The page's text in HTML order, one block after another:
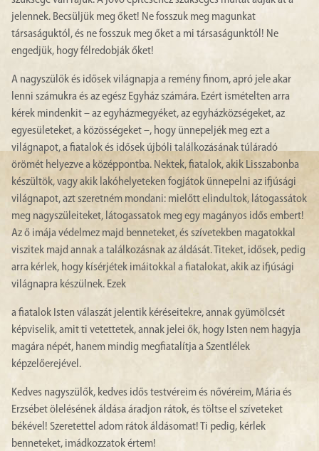
jelennek. Becsüljük meg őket! Ne fosszuk meg magunkat
társaságuktól, és ne fosszuk meg őket a mi társaságunktól! Ne
engedjük, hogy félredobják őket!
A nagyszülők és idősek világnapja a remény finom, apró jele akar
lenni számukra és az egész Egyház számára. Ezért ismételten arra
kérek mindenkit – az egyházmegyéket, az egyházközségeket, az
egyesületeket, a közösségeket –, hogy ünnepeljék meg ezt a
világnapot, a fiatalok és idősek újbóli találkozásának túláradó
örömét helyezve a középpontba. Nektek, fiatalok, akik Lisszabonba
készültök, vagy akik lakóhelyeteken fogjátok ünnepelni az ifjúsági
világnapot, azt szeretném mondani: mielőtt elindultok, látogassátok
meg nagyszüleiteket, látogassatok meg egy magányos idős embert!
Az ő imája védelmez majd benneteket, és szívetekben magatokkal
viszitek majd annak a találkozásnak az áldását. Titeket, idősek, pedig
arra kérlek, hogy kísérjétek imáitokkal a fiatalokat, akik az ifjúsági
világnapra készülnek. Ezek
a fiatalok Isten válaszát jelentik kéréseitekre, annak gyümölcsét
képviselik, amit ti vetettetek, annak jelei ők, hogy Isten nem hagyja
magára népét, hanem mindig megfiatalítja a Szentlélek
képzelőerejével.
Kedves nagyszülők, kedves idős testvéreim és nővéreim, Mária és
Erzsébet ölelésének áldása áradjon rátok, és töltse el szíveteket
békével! Szeretettel adom rátok áldásomat! Ti pedig, kérlek
benneteket, imádkozzatok értem!